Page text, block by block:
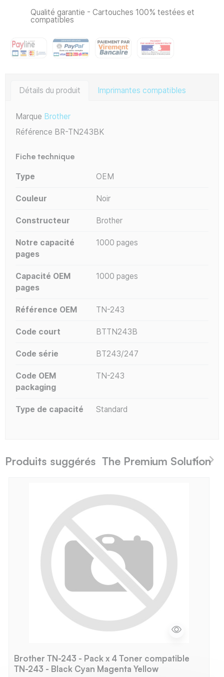
Qualité garantie - Cartouches 100% testées et
compatibles
Détails du produit Imprimantes compatibles
Marque Brother
Référence BR-TN243BK
Fiche technique
Type OEM
Couleur Noir
Constructeur Brother
Notre capacité
pages
1000 pages
Capacité OEM
pages
1000 pages
Référence OEM TN-243
Code court BTTN243B
Code série BT243/247
Code OEM
packaging
TN-243
Type de capacité Standard
Produits suggérés The Premium Solution
Brother TN-243 - Pack x 4 Toner compatible
TN-243 - Black Cyan Magenta Yellow